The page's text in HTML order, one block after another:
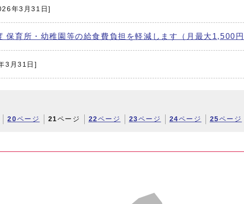
年3月31日]
保育所・幼稚園等の給食費負担を軽減します（月最大1,500円
3月31日]
20ページ 21ページ 22ページ 23ページ 24ページ 25ページ